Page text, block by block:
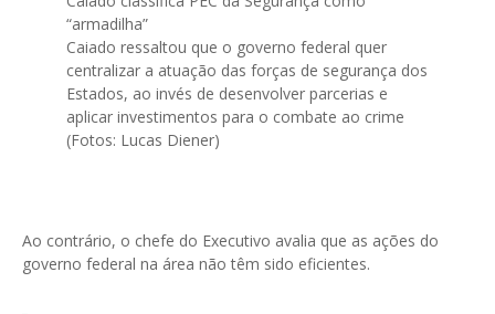
Caiado ressaltou que o governo federal quer
centralizar a atuação das forças de segurança dos
Estados, ao invés de desenvolver parcerias e
aplicar investimentos para o combate ao crime
(Fotos: Lucas Diener)
Ao contrário, o chefe do Executivo avalia que as ações do
governo federal na área não têm sido eficientes.